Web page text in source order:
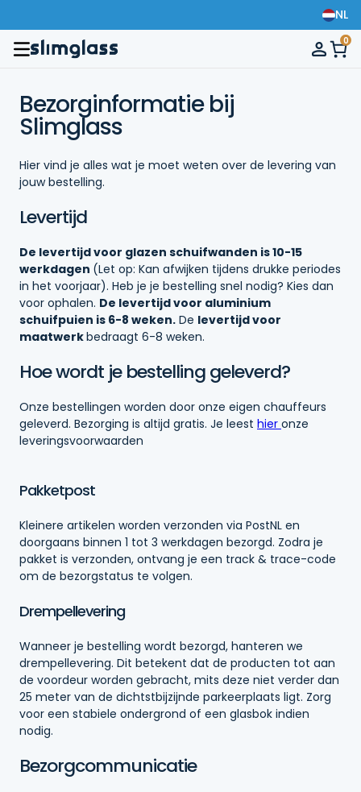
NL
0
Bezorginformatie bij
Slimglass
Hier vind je alles wat je moet weten over de levering van
jouw bestelling.
Levertijd
De levertijd voor glazen schuifwanden is 10-15
werkdagen (Let op: Kan afwijken tijdens drukke periodes
in het voorjaar). Heb je je bestelling snel nodig? Kies dan
voor ophalen. De levertijd voor aluminium
schuifpuien is 6-8 weken. De levertijd voor
maatwerkbedraagt 6-8 weken.
Hoe wordt je bestelling geleverd?
Onze bestellingen worden door onze eigen chauffeurs
geleverd. Bezorging is altijd gratis. Je leest hier onze
leveringsvoorwaarden
Pakketpost
Kleinere artikelen worden verzonden via PostNL en
doorgaans binnen 1 tot 3 werkdagen bezorgd. Zodra je
pakket is verzonden, ontvang je een track & trace-code
om de bezorgstatus te volgen.
Drempellevering
Wanneer je bestelling wordt bezorgd, hanteren we
drempellevering. Dit betekent dat de producten tot aan
de voordeur worden gebracht, mits deze niet verder dan
25 meter van de dichtstbijzijnde parkeerplaats ligt. Zorg
voor een stabiele ondergrond of een glasbok indien
nodig.
Bezorgcommunicatie